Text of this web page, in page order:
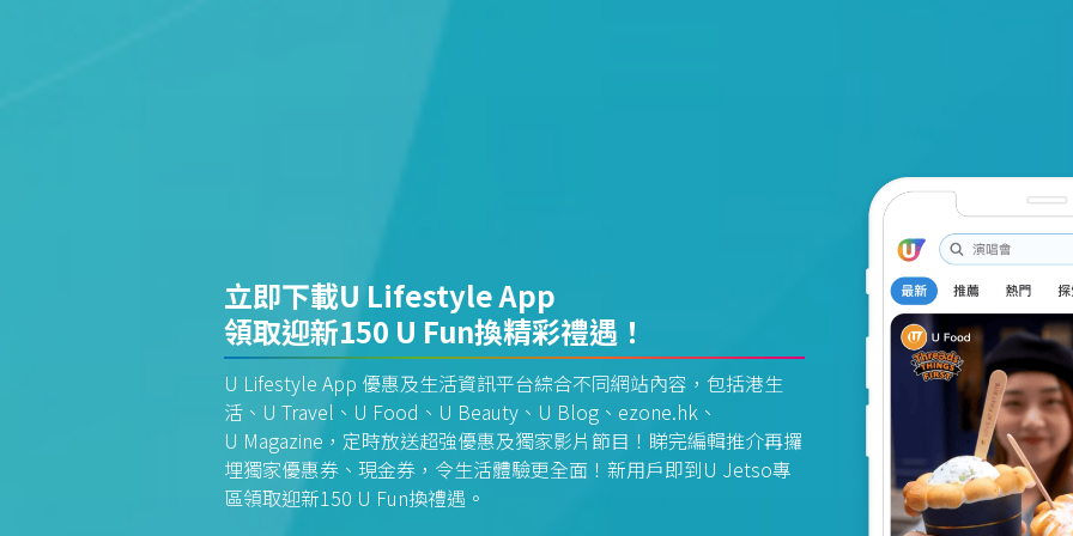
立即下載U Lifestyle App
領取迎新150 U Fun換精彩禮遇！
U Lifestyle App 優惠及生活資訊平台綜合不同網站內容，包括港生
活、U Travel、U Food、U Beauty、U Blog、ezone.hk、
U Magazine，定時放送超強優惠及獨家影片節目！睇完編輯推介再攞
埋獨家優惠券、現金券，令生活體驗更全面！新用戶即到U Jetso專
區領取迎新150 U Fun換禮遇。